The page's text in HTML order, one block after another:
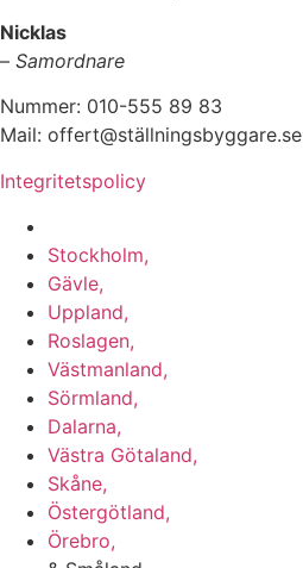
Nicklas
– Samordnare
Nummer: 010-555 89 83
Mail: offert@ställningsbyggare.se
Integritetspolicy
Stockholm,
Gävle,
Uppland,
Roslagen,
Västmanland,
Sörmland,
Dalarna,
Västra Götaland,
Skåne,
Östergötland,
Örebro,